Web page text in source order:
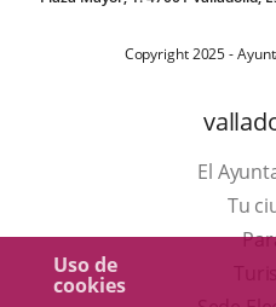
Uso de
cookies
Copyright 2025 -
El
Tu